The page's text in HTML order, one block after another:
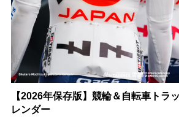
【2026年保存版】競輪＆自転車トラ
レンダー